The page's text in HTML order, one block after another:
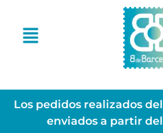
Los pedidos realizados del
enviados a partir del